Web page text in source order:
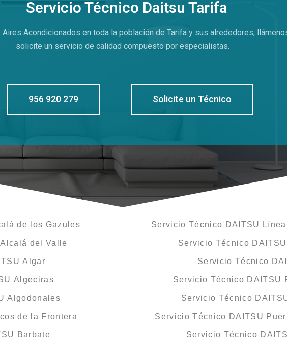
Servicio Técnico Daitsu Tarifa
Aires Acondicionados en toda la población de Tarifa y sus alrededores,
solicite un servicio de calidad compuesto por especialistas.
956 920 279 Solicite un Técnico
de los Gazules
del Valle
Algar
Algeciras
Algodonales
de la Frontera
Barbate
Servicio Técnico DAITSU
Servicio Técnico
Servicio Técnico
Servicio Técnico DAITSU
Servicio Técnico
Servicio Técnico DAITSU
Servicio Técnico